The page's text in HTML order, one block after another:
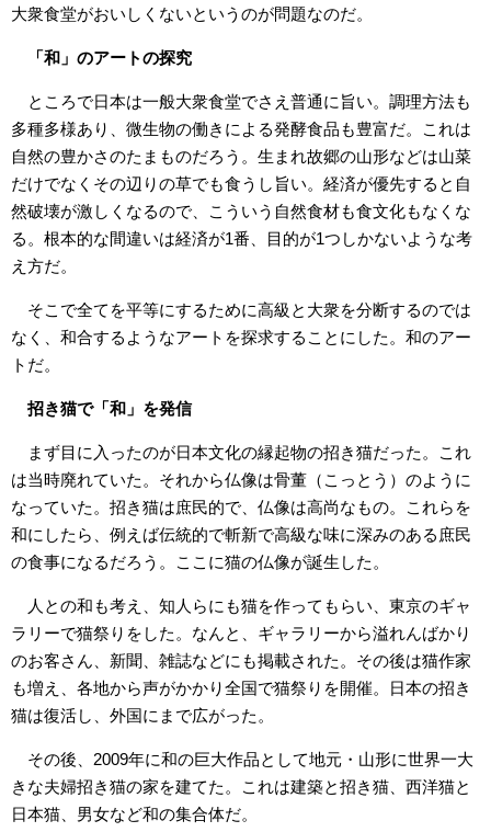
大衆食堂がおいしくないというのが問題なのだ。
「和」のアートの探究
ところで日本は一般大衆食堂でさえ普通に旨い。調理方法も
多種多様あり、微生物の働きによる発酵食品も豊富だ。これは
自然の豊かさのたまものだろう。生まれ故郷の山形などは山菜
だけでなくその辺りの草でも食うし旨い。経済が優先すると自
然破壊が激しくなるので、こういう自然食材も食文化もなくな
る。根本的な間違いは経済が1番、目的が1つしかないような考
え方だ。
そこで全てを平等にするために高級と大衆を分断するのでは
なく、和合するようなアートを探求することにした。和のアー
トだ。
招き猫で「和」を発信
まず目に入ったのが日本文化の縁起物の招き猫だった。これ
は当時廃れていた。それから仏像は骨董（こっとう）のように
なっていた。招き猫は庶民的で、仏像は高尚なもの。これらを
和にしたら、例えば伝統的で斬新で高級な味に深みのある庶民
の食事になるだろう。ここに猫の仏像が誕生した。
人との和も考え、知人らにも猫を作ってもらい、東京のギャ
ラリーで猫祭りをした。なんと、ギャラリーから溢れんばかり
のお客さん、新聞、雑誌などにも掲載された。その後は猫作家
も増え、各地から声がかかり全国で猫祭りを開催。日本の招き
猫は復活し、外国にまで広がった。
その後、2009年に和の巨大作品として地元・山形に世界一大
きな夫婦招き猫の家を建てた。これは建築と招き猫、西洋猫と
日本猫、男女など和の集合体だ。